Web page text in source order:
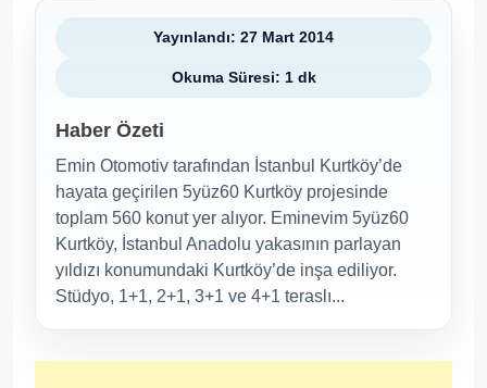
Yayınlandı: 27 Mart 2014
Okuma Süresi: 1 dk
Haber Özeti
Emin Otomotiv tarafından İstanbul Kurtköy’de
hayata geçirilen 5yüz60 Kurtköy projesinde
toplam 560 konut yer alıyor. Eminevim 5yüz60
Kurtköy, İstanbul Anadolu yakasının parlayan
yıldızı konumundaki Kurtköy’de inşa ediliyor.
Stüdyo, 1+1, 2+1, 3+1 ve 4+1 teraslı...